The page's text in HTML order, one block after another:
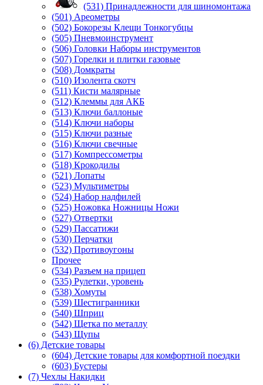
(531) Принадлежности для шиномонтажа
(501) Ареометры
(502) Бокорезы Клещи Тонкогубцы
(505) Пневмоинструмент
(506) Головки Наборы инструментов
(507) Горелки и плитки газовые
(508) Домкраты
(510) Изолента скотч
(511) Кисти малярные
(512) Клеммы для АКБ
(513) Ключи баллоные
(514) Ключи наборы
(515) Ключи разные
(516) Ключи свечные
(517) Компрессометры
(518) Крокодилы
(521) Лопаты
(523) Мультиметры
(524) Набор надфилей
(525) Ножовка Ножницы Ножи
(527) Отвертки
(529) Пассатижи
(530) Перчатки
(532) Противоугоны
Прочее
(534) Разъем на прицеп
(535) Рулетки, уровень
(538) Хомуты
(539) Шестигранники
(540) Шприц
(542) Щетка по металлу
(543) Щупы
(6) Детские товары
(604) Детские товары для комфортной поездки
(603) Бустеры
(7) Чехлы Накидки